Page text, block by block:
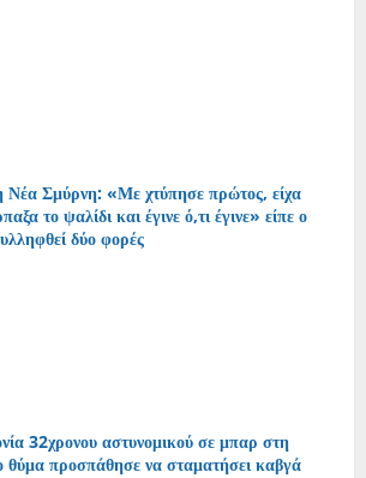
Νέα Σμύρνη: «Με χτύπησε πρώτος, είχα
το ψαλίδι και έγινε ό,τι έγινε» είπε ο
δύο φορές
32χρονου αστυνομικού σε μπαρ στη
θύμα προσπάθησε να σταματήσει καβγά